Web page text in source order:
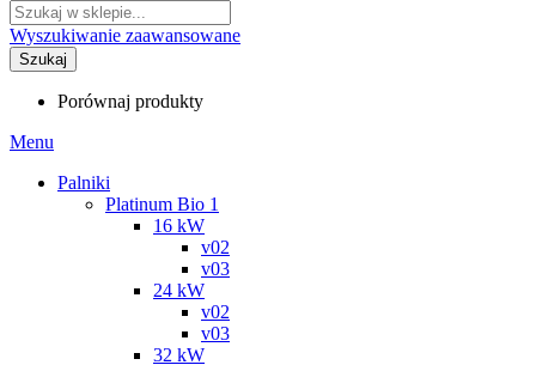
Wyszukiwanie zaawansowane
Szukaj
Porównaj produkty
Menu
Palniki
Platinum Bio 1
16 kW
v02
v03
24 kW
v02
v03
32 kW